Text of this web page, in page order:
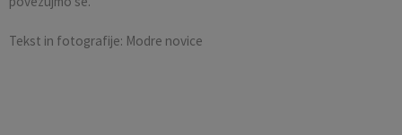
Tekst in fotografije: Modre novice